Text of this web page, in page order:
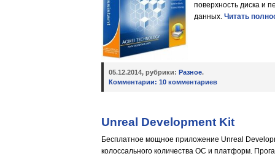
поверхность диска и
данных. Читать
05.12.2014, рубрики: Разное.
Комментарии: 10 комментариев
Unreal Development Kit
Бесплатное мощное приложение Unreal
колоссального количества ОС и платформ.